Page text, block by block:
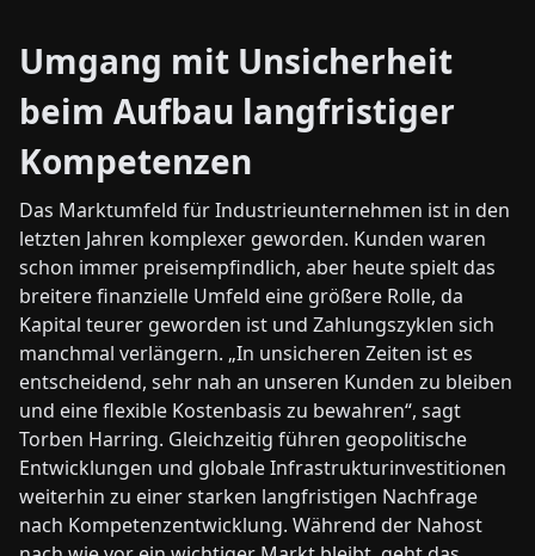
Umgang mit Unsicherheit
beim Aufbau langfristiger
Kompetenzen
Das Marktumfeld für Industrieunternehmen ist in den
letzten Jahren komplexer geworden. Kunden waren
schon immer preisempfindlich, aber heute spielt das
breitere finanzielle Umfeld eine größere Rolle, da
Kapital teurer geworden ist und Zahlungszyklen sich
manchmal verlängern. „In unsicheren Zeiten ist es
entscheidend, sehr nah an unseren Kunden zu bleiben
und eine flexible Kostenbasis zu bewahren“, sagt
Torben Harring. Gleichzeitig führen geopolitische
Entwicklungen und globale Infrastrukturinvestitionen
weiterhin zu einer starken langfristigen Nachfrage
nach Kompetenzentwicklung. Während der Nahost